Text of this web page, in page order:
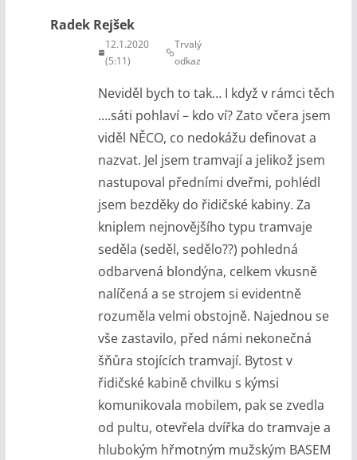
Radek Rejšek
12.1.2020
(5:11)
Trvalý
odkaz
Neviděl bych to tak… I když v rámci těch
….sáti pohlaví – kdo ví? Zato včera jsem
viděl NĚCO, co nedokážu definovat a
nazvat. Jel jsem tramvají a jelikož jsem
nastupoval předními dveřmi, pohlédl
jsem bezděky do řidičské kabiny. Za
kniplem nejnovějšího typu tramvaje
seděla (seděl, sedělo??) pohledná
odbarvená blondýna, celkem vkusně
nalíčená a se strojem si evidentně
rozuměla velmi obstojně. Najednou se
vše zastavilo, před námi nekonečná
šňůra stojících tramvají. Bytost v
řidičské kabině chvilku s kýmsi
komunikovala mobilem, pak se zvedla
od pultu, otevřela dvířka do tramvaje a
hlubokým hřmotným mužským BASEM